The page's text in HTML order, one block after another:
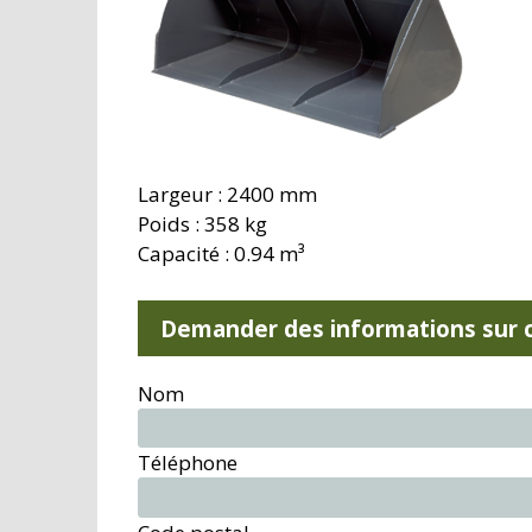
Largeur : 2400 mm
Poids : 358 kg
Capacité : 0.94 m³
Demander des informations sur
Nom
Téléphone